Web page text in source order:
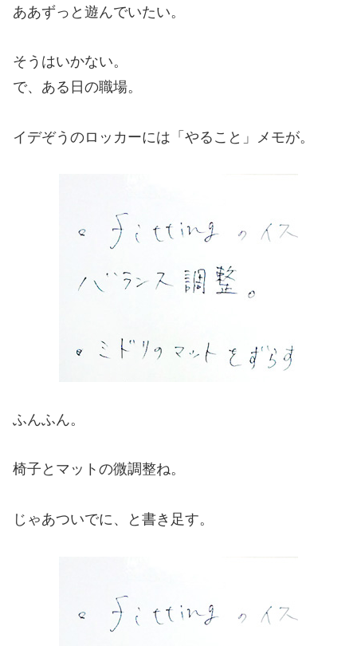
ああずっと遊んでいたい。
そうはいかない。
で、ある日の職場。
イデぞうのロッカーには「やること」メモが。
ふんふん。
椅子とマットの微調整ね。
じゃあついでに、と書き足す。